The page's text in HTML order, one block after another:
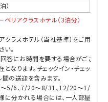
）
ペリアクラスホテル（3泊分）
ラスホテル（当社基準）をご用意！
い。
答にお時間を要する場合がございま
ります。チェックイン・チェックア
の送迎を含みます。
5/6、7/20～8/31、12/20～1/7出発
分かれる場合には、一人部屋追加